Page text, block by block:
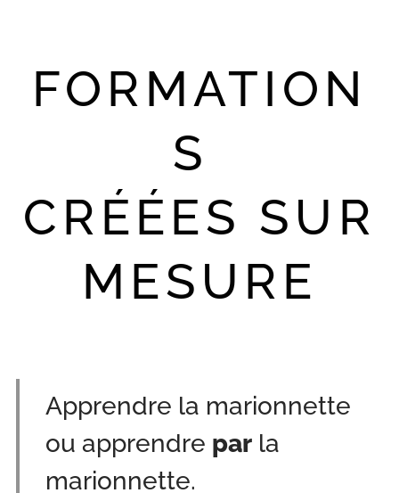
FORMATION
S
CRÉÉES SUR
MESURE
Apprendre la marionnette
ou apprendre par la
marionnette.